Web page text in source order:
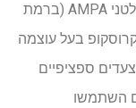
כדי להבין פרטים על התנועות הזעירות של קולטני AMPA (ברמת
בעל עוצמה
ספציפיים
השתמשו